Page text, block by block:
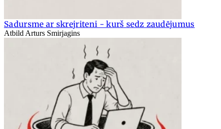
Sadursme ar skrejriteni - kurš sedz zaudējumus
Atbild Arturs Smirjagins